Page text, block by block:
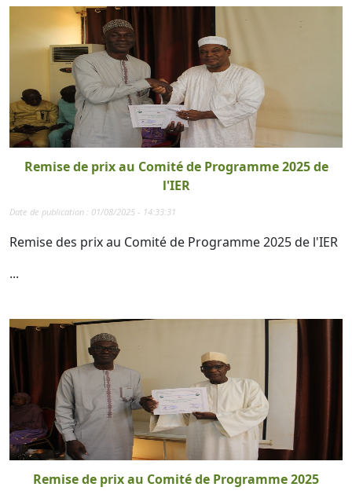
Remise de prix au Comité de Programme 2025 de
l'IER
Date de publication : 01/08/2025 - 14:33:31
Remise des prix au Comité de Programme 2025 de l'IER
...
Remise de prix au Comité de Programme 2025